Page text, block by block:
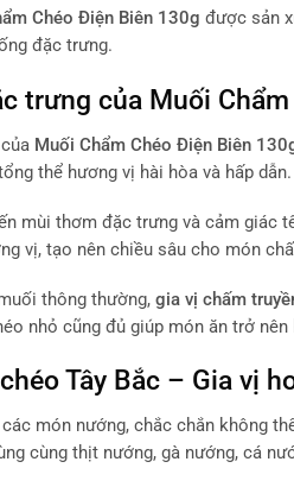
Chéo Điện Biên 130g được sản
đặc trưng.
trưng của Muối
Muối Chẩm Chéo Điện Biên
thể hương vị hài hòa và hấp dẫn.
mùi thơm đặc trưng và cảm giác
vị, tạo nên chiều sâu cho món
thông thường, gia vị chấm
nhỏ cũng đủ giúp món ăn trở nên
Tây Bắc – Gia vị
món nướng, chắc chắn không
cùng thịt nướng, gà nướng, cá